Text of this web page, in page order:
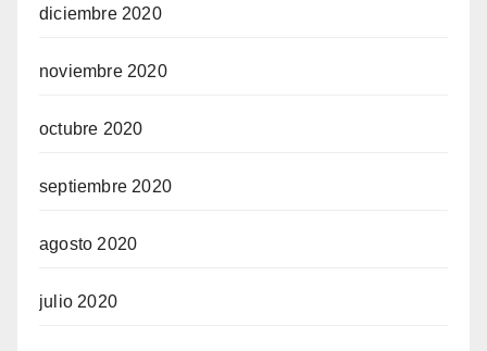
diciembre 2020
noviembre 2020
octubre 2020
septiembre 2020
agosto 2020
julio 2020